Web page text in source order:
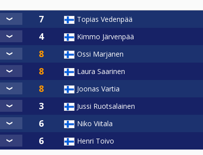
Topias Vedenpää
Kimmo Järvenpää
Ossi Marjanen
Laura Saarinen
Joonas Vartia
Jussi Ruotsalainen
Niko Viitala
Henri Toivo